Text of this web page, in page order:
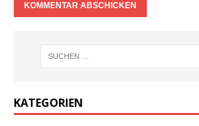
KATEGORIEN